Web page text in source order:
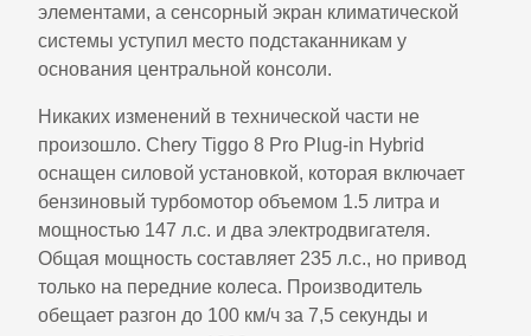
элементами, а сенсорный экран климатической
системы уступил место подстаканникам у
основания центральной консоли.
Никаких изменений в технической части не
произошло. Chery Tiggo 8 Pro Plug-in Hybrid
оснащен силовой установкой, которая включает
бензиновый турбомотор объемом 1.5 литра и
мощностью 147 л.с. и два электродвигателя.
Общая мощность составляет 235 л.с., но привод
только на передние колеса. Производитель
обещает разгон до 100 км/ч за 7,5 секунды и